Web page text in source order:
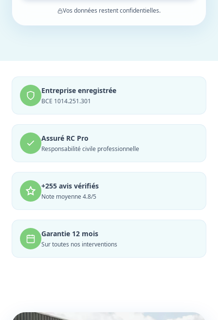
Vos données restent confidentielles.
Entreprise enregistrée
BCE 1014.251.301
Assuré RC Pro
Responsabilité civile professionnelle
+255 avis vérifiés
Note moyenne 4.8/5
Garantie 12 mois
Sur toutes nos interventions